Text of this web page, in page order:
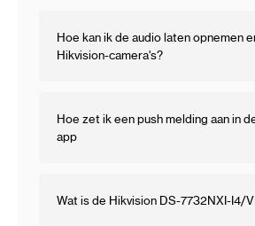
Hoe kan ik de audio laten opnemen
Hikvision-camera's?
Hoe zet ik een push melding aan in
app
Wat is de Hikvision DS-7732NXI-I4/